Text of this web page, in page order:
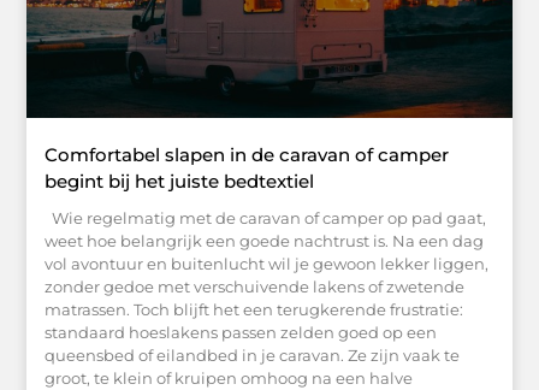
Comfortabel slapen in de caravan of camper
begint bij het juiste bedtextiel
Wie regelmatig met de caravan of camper op pad gaat,
weet hoe belangrijk een goede nachtrust is. Na een dag
vol avontuur en buitenlucht wil je gewoon lekker liggen,
zonder gedoe met verschuivende lakens of zwetende
matrassen. Toch blijft het een terugkerende frustratie:
standaard hoeslakens passen zelden goed op een
queensbed of eilandbed in je caravan. Ze zijn vaak te
groot, te klein of kruipen omhoog na een halve